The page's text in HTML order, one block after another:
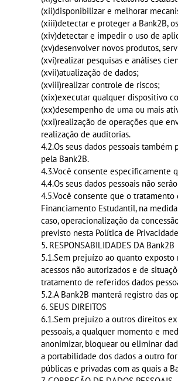
(xii)disponibilizar e melhorar
(xiii)detectar e proteger a Bank2B,
(xiv)detectar e impedir o uso de
(xv)desenvolver novos produtos,
(xvi)realizar pesquisas e análises
(xvii)atualização de dados;
(xviii)realizar controle de riscos;
(xix)executar qualquer dispositivo
(xx)desempenho de uma ou mais
(xxi)realização de operações que
realização de auditorias.
4.2.Os seus dados pessoais
pela Bank2B.
4.3.Você consente especificamente
4.4.Os seus dados pessoais não
4.5.Você consente que o
Financiamento Estudantil, na
caso, operacionalização da
previsto nesta Política de
5. RESPONSABILIDADES DA Bank2B
5.1.Sem prejuízo ao quanto exposto
acessos não autorizados e de
tratamento de referidos dados
5.2.A Bank2B manterá registro das
6. SEUS DIREITOS
6.1.Sem prejuízo a outros direitos
pessoais, a qualquer momento e
anonimizar, bloquear ou eliminar
a portabilidade dos dados a outro
públicas e privadas com as quais a